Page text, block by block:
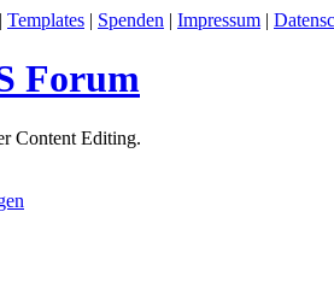
| Templates | Spenden | Impressum |
Forum
Content Editing.